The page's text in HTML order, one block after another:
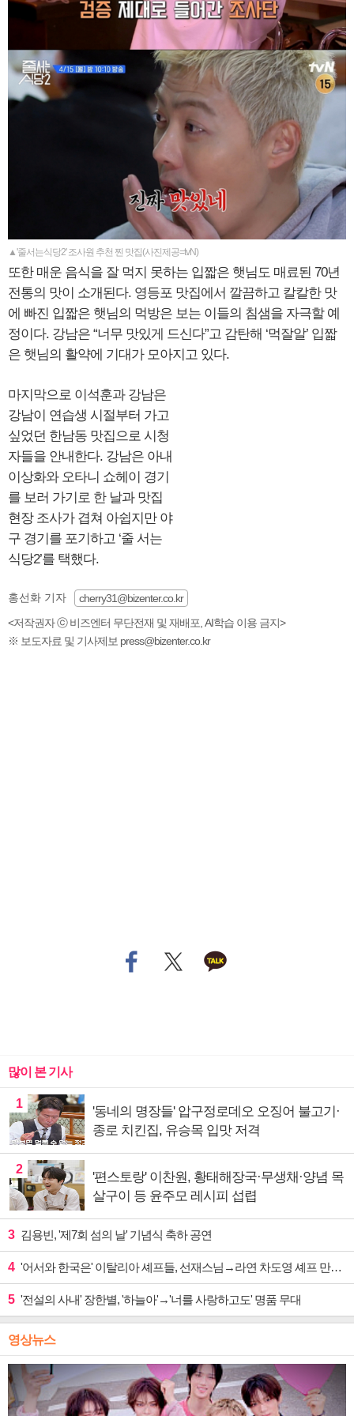
▲'줄서는식당2' 조사원 추천 찐 맛집(사진제공=tvN)
또한 매운 음식을 잘 먹지 못하는 입짧은 햇님도 매료된 70년
전통의 맛이 소개된다. 영등포 맛집에서 깔끔하고 칼칼한 맛
에 빠진 입짧은 햇님의 먹방은 보는 이들의 침샘을 자극할 예
정이다. 강남은 “너무 맛있게 드신다”고 감탄해 ‘먹잘알’ 입짧
은 햇님의 활약에 기대가 모아지고 있다.
마지막으로 이석훈과 강남은
강남이 연습생 시절부터 가고
싶었던 한남동 맛집으로 시청
자들을 안내한다. 강남은 아내
이상화와 오타니 쇼헤이 경기
를 보러 가기로 한 날과 맛집
현장 조사가 겹쳐 아쉽지만 야
구 경기를 포기하고 ‘줄 서는
식당2’를 택했다.
홍선화 기자
cherry31@bizenter.co.kr
<저작권자 ⓒ 비즈엔터 무단전재 및 재배포, AI학습 이용 금지>
※ 보도자료 및 기사제보 press@bizenter.co.kr
많이 본 기사
1
'동네의 명장들' 압구정로데오 오징어 불고기·
종로 치킨집, 유승목 입맛 저격
2
'편스토랑' 이찬원, 황태해장국·무생채·양념 목
살구이 등 윤주모 레시피 섭렵
3 김용빈, '제7회 섬의 날' 기념식 축하 공연
4 '어서와 한국은' 이탈리아 셰프들, 선재스님→라연 차도영 셰프 만난다
5 '전설의 사내' 장한별, '하늘아'→'너를 사랑하고도' 명품 무대
영상뉴스